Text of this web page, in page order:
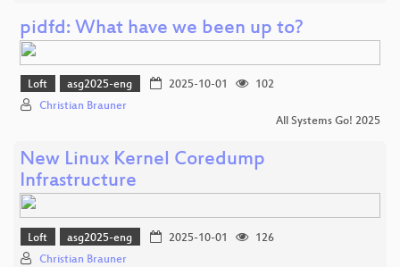
pidfd: What have we been up to?
Loft asg2025-eng 2025-10-01
102
Christian Brauner
All Systems Go! 2025
New Linux Kernel Coredump
Infrastructure
Loft asg2025-eng 2025-10-01
126
Christian Brauner